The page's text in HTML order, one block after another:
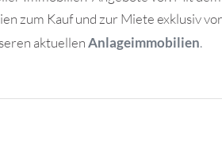
zum Kauf und zur Miete exklusiv
aktuellenAnlageimmobilien.